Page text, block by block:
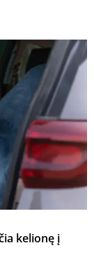
kelionę į